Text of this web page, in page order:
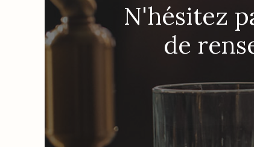
N'hésitez
de